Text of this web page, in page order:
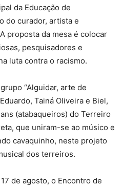
da Educação de
do curador, artista e
proposta da mesa é colocar
pesquisadores e
luta contra o racismo.
“Alguidar, arte de
Tainá Oliveira e Biel,
(atabaqueiros) do Terreiro
que uniram-se ao músico e
cavaquinho, neste projeto
dos terreiros.
de agosto, o Encontro de